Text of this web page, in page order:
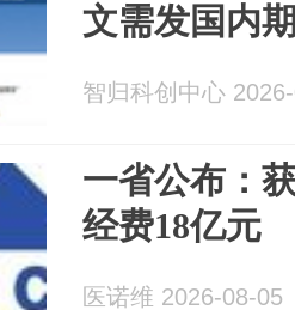
文需发国内
智归科创中心
一省公布：
经费18亿元
医诺维 2026-08-05